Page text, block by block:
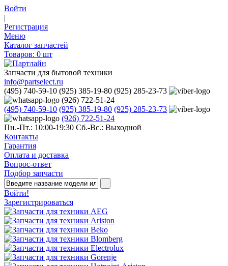
Войти
|
Регистрация
Меню
Каталог запчастей
Товаров: 0 шт
Запчасти для бытовой техники
info@partselect.ru
(495) 740-59-10 (925) 385-19-80 (925) 285-23-73
(926) 722-51-24
(495) 740-59-10 (925) 385-19-80 (925) 285-23-73
(926) 722-51-24
Пн.-Пт.: 10:00-19:30 Сб.-Вс.: Выходной
Контакты
Гарантия
Оплата и доставка
Вопрос-ответ
Подбор запчасти
Войти!
Зарегистрироваться